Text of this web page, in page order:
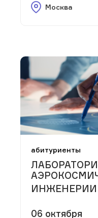
Москва
абитуриенты
ИНЖЕНЕРИИ
06 октября